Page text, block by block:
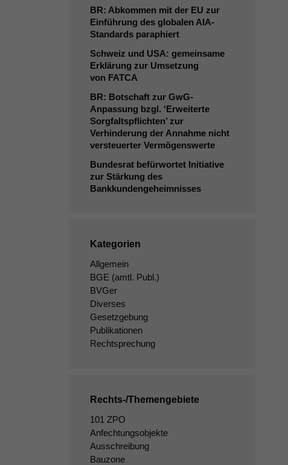
BR: Abkommen mit der EU zur
Einführung des globalen AIA-
Standards paraphiert
Schweiz und USA: gemeinsame
Erklärung zur Umsetzung
von FATCA
BR: Botschaft zur GwG-
Anpassung bzgl. ‘Erweiterte
Sorgfaltspflichten’ zur
Verhinderung der Annahme nicht
versteuerter Vermögenswerte
Bundesrat befürwortet Initiative
zur Stärkung des
Bankkundengeheimnisses
Kategorien
Allgemein
BGE (amtl. Publ.)
BVGer
Diverses
Gesetzgebung
Publikationen
Rechtsprechung
Rechts-/Themengebiete
101 ZPO
Anfechtungsobjekte
Ausschreibung
Bauzone